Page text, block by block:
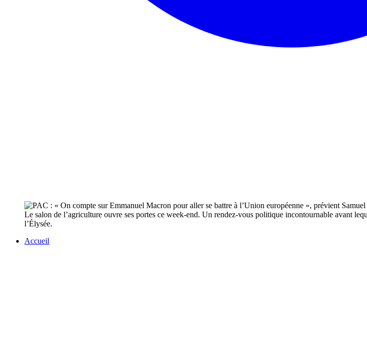
Le salon de l’agriculture ouvre ses portes ce week-end. Un rendez-vous politique incontournable avant
l’Élysée.
Accueil